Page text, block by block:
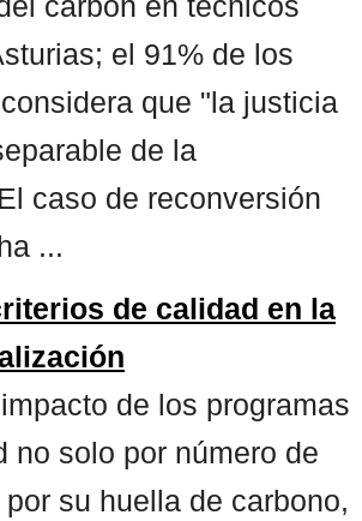
el 91% de los
que "la justicia
de la
caso de reconversión
...
de calidad en la
de los programas
no solo por número de
su huella de carbono,